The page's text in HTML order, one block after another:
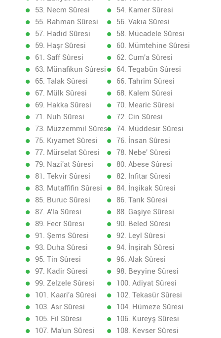
53. Necm Sûresi
54. Kamer Sûresi
55. Rahman Sûresi
56. Vakıa Sûresi
57. Hadid Sûresi
58. Mücadele Sûresi
59. Haşr Sûresi
60. Mümtehine Sûresi
61. Saff Sûresi
62. Cum'a Sûresi
63. Münafikun Sûresi
64. Tegabün Sûresi
65. Talak Sûresi
66. Tahrim Sûresi
67. Mülk Sûresi
68. Kalem Sûresi
69. Hakka Sûresi
70. Mearic Sûresi
71. Nuh Sûresi
72. Cin Sûresi
73. Müzzemmil Sûresi
74. Müddesir Sûresi
75. Kıyamet Sûresi
76. İnsan Sûresi
77. Mürselat Sûresi
78. Nebe' Sûresi
79. Nazi'at Sûresi
80. Abese Sûresi
81. Tekvir Sûresi
82. İnfitar Sûresi
83. Mutaffifin Sûresi
84. İnşikak Sûresi
85. Buruc Sûresi
86. Tarık Sûresi
87. A'la Sûresi
88. Gaşiye Sûresi
89. Fecr Sûresi
90. Beled Sûresi
91. Şems Sûresi
92. Leyl Sûresi
93. Duha Sûresi
94. İnşirah Sûresi
95. Tin Sûresi
96. Alak Sûresi
97. Kadir Sûresi
98. Beyyine Sûresi
99. Zelzele Sûresi
100. Adiyat Sûresi
101. Kaari'a Sûresi
102. Tekasür Sûresi
103. Asr Sûresi
104. Hümeze Sûresi
105. Fil Sûresi
106. Kureyş Sûresi
107. Ma'un Sûresi
108. Kevser Sûresi